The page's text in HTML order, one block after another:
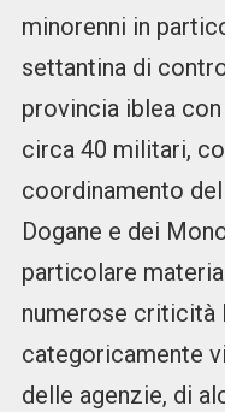
minorenni in
settantina di
provincia iblea
circa 40 militari,
coordinamento
Dogane e dei
particolare
numerose criticità
categoricamente
delle agenzie, di